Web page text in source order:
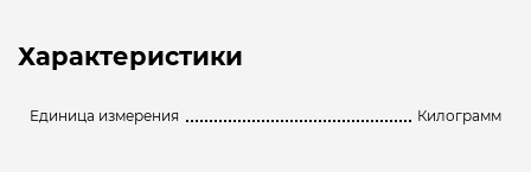
Характеристики
Единица измерения Килограмм